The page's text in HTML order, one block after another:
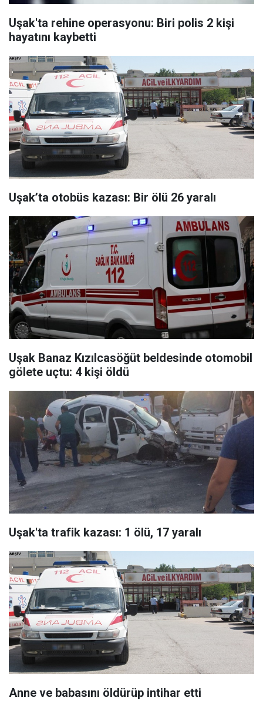
Uşak'ta rehine operasyonu: Biri polis 2 kişi
hayatını kaybetti
Uşak’ta otobüs kazası: Bir ölü 26 yaralı
Uşak Banaz Kızılcasöğüt beldesinde otomobil
gölete uçtu: 4 kişi öldü
Uşak'ta trafik kazası: 1 ölü, 17 yaralı
Anne ve babasını öldürüp intihar etti